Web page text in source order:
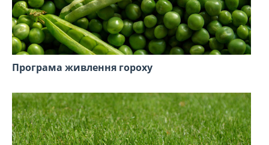
Програма живлення гороху